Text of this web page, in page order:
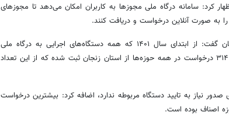
کرد: سامانه درگاه ملی مجوزها به کاربران امکان می‌دهد تا مجوزهای
به صورت آنلاین درخواست و دریافت کنند.
مدیرکل امور اقتصادی و دارایی استان زنجان گفت: از ابتدای سال ۱۴۰۱ که همه دستگاه‌های اجرایی به درگاه ملی
مجوزها متصل شده‌اند، تاکنون ۱۲۸ هزار و ۳۱۴ درخواست در همه حوزه‌ها از استان زنجان ثبت شده که از این تعداد
صدور نیاز به تاییددستگاه مربوطه ندارد، اضافه کرد: بیشترین درخواست
اصناف بوده است.